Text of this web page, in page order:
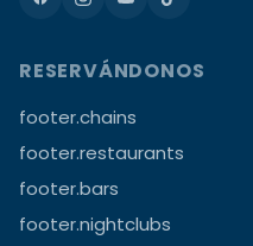
RESERVÁNDONOS
footer.chains
footer.restaurants
footer.bars
footer.nightclubs